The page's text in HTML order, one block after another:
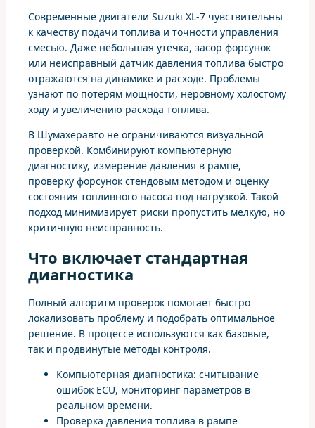
Современные двигатели Suzuki XL-7 чувствительны
к качеству подачи топлива и точности управления
смесью. Даже небольшая утечка, засор форсунок
или неисправный датчик давления топлива быстро
отражаются на динамике и расходе. Проблемы
узнают по потерям мощности, неровному холостому
ходу и увеличению расхода топлива.
В Шумахеравто не ограничиваются визуальной
проверкой. Комбинируют компьютерную
диагностику, измерение давления в рампе,
проверку форсунок стендовым методом и оценку
состояния топливного насоса под нагрузкой. Такой
подход минимизирует риски пропустить мелкую, но
критичную неисправность.
Что включает стандартная
диагностика
Полный алгоритм проверок помогает быстро
локализовать проблему и подобрать оптимальное
решение. В процессе используются как базовые,
так и продвинутые методы контроля.
Компьютерная диагностика: считывание
ошибок ECU, мониторинг параметров в
реальном времени.
Проверка давления топлива в рампе